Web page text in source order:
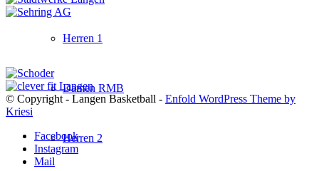
Herren 1
Damen RMB
Herren 2
© Copyright - Langen Basketball - Enfold WordPress Theme by
Kriesi
Facebook
Instagram
Mail